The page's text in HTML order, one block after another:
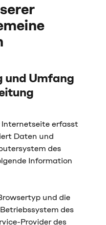
und Umfang
Internetseite erfasst
Daten und
des
Information
und die
des
Provider des